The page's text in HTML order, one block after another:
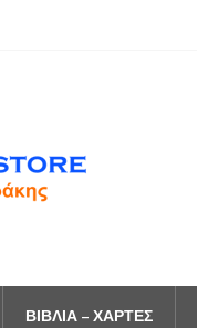
ΒΙΒΛΊΑ – ΧΆΡΤΕΣ